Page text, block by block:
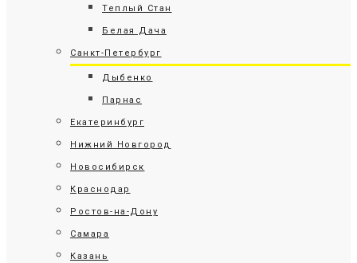
Теплый Стан
Белая Дача
Санкт-Петербург
Дыбенко
Парнас
Екатеринбург
Нижний Новгород
Новосибирск
Краснодар
Ростов-на-Дону
Самара
Казань